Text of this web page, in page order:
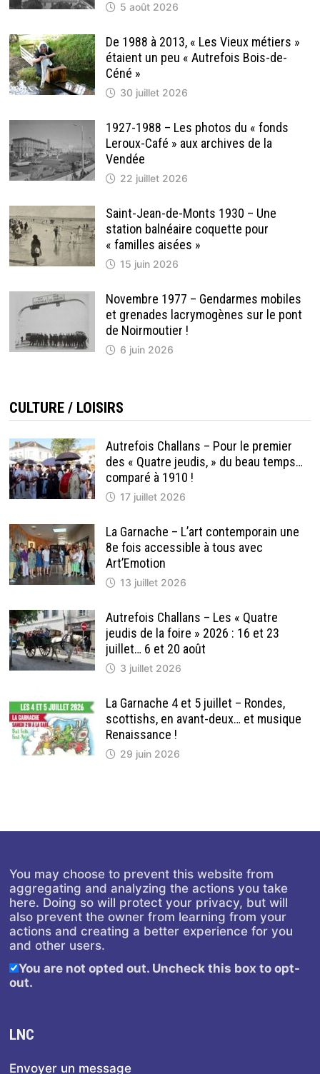
5 août 2026
De 1988 à 2013, « Les Vieux métiers »
étaient un peu « Autrefois Bois-de-
Céné »
30 juillet 2026
1927-1988 – Les photos du « fonds
Leroux-Café » aux archives de la
Vendée
22 juillet 2026
Saint-Jean-de-Monts 1930 – Une
station balnéaire coquette pour
« familles aisées »
15 juin 2026
Novembre 1977 – Gendarmes mobiles
et grenades lacrymogènes sur le pont
de Noirmoutier !
6 juin 2026
CULTURE / LOISIRS
Autrefois Challans – Pour le premier
des « Quatre jeudis, » du beau temps…
comparé à 1910 !
17 juillet 2026
La Garnache – L’art contemporain une
8e fois accessible à tous avec
Art’Emotion
13 juillet 2026
Autrefois Challans – Les « Quatre
jeudis de la foire » 2026 : 16 et 23
juillet… 6 et 20 août
3 juillet 2026
La Garnache 4 et 5 juillet – Rondes,
scottishs, en avant-deux… et musique
Renaissance !
29 juin 2026
You may choose to prevent this website from
aggregating and analyzing the actions you take
here. Doing so will protect your privacy, but will
also prevent the owner from learning from your
actions and creating a better experience for you
and other users.
You are not opted out. Uncheck this box to opt-
out.
LNC
Envoyer un message